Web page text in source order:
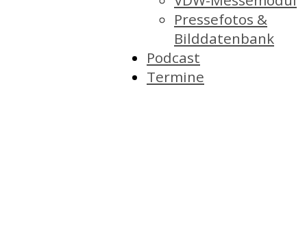
Pressefotos &
Bilddatenbank
Podcast
Termine